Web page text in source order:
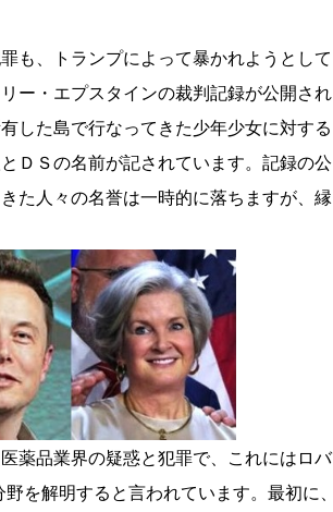
も、トランプによって暴かれようとして
ー・エプスタインの裁判記録が公開され
した島で行なってきた少年少女に対する
ＤＳの名前が記されています。記録の公
た人々の名誉は一時的に落ちますが、縁
薬品業界の疑惑と犯罪で、これにはロバ
を解明すると言われています。最初に、